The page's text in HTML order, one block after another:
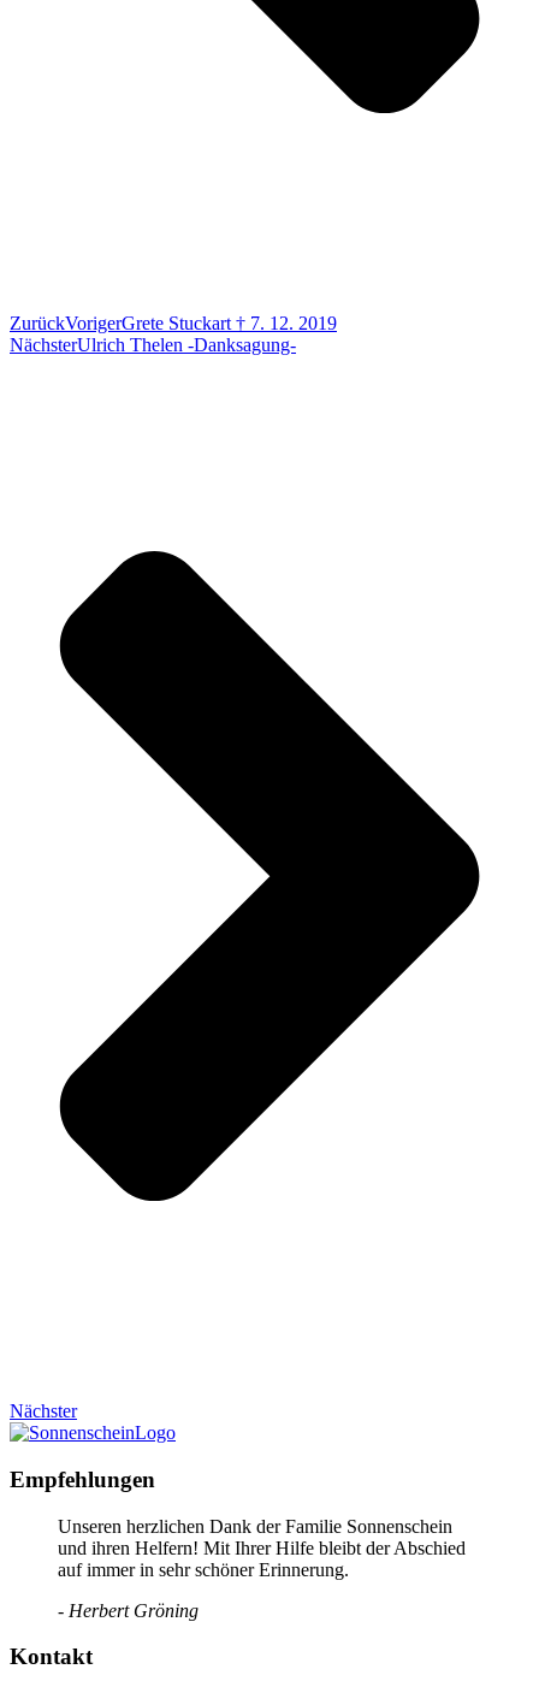
ZurückVorigerGrete Stuckart † 7. 12. 2019
NächsterUlrich Thelen -Danksagung-
Nächster
Empfehlungen
Unseren herzlichen Dank der Familie Sonnenschein
und ihren Helfern! Mit Ihrer Hilfe bleibt der Abschied
auf immer in sehr schöner Erinnerung.
- Herbert Gröning
Kontakt